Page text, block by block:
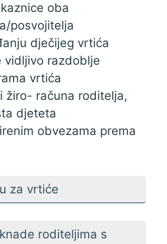
oba
posvojitelja
dječijeg vrtića
vidljivo razdoblje
vrtića
žiro- računa roditelja,
djeteta
obvezama prema
za vrtiće
roditeljima s